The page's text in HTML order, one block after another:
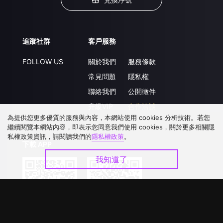
追蹤社群
FOLLOW US
客戶服務
關於我們
常見問題
聯絡我們
升級VIP
服務條款
隱私權
公開徵件
合作洽談
為提供您更多優質的服務與內容，本網站使用 cookies 分析技術。若您
繼續閱覽本網站內容，即表示您同意我們使用 cookies，關於更多相關隱
私權政策資訊，請閱讀我們的隱私權政策。
我知道了